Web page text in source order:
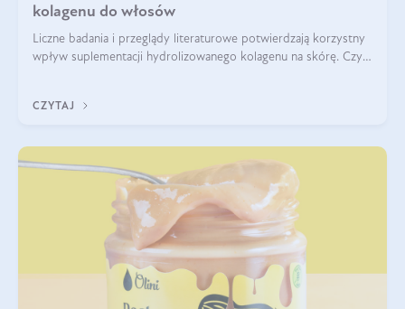
kolagenu do włosów
Liczne badania i przeglądy literaturowe potwierdzają korzystny
wpływ suplementacji hydrolizowanego kolagenu na skórę. Czy
CZYTAJ